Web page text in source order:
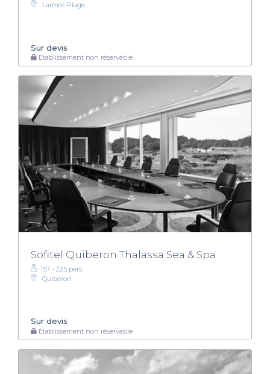
Larmor-Plage
Sur devis
Établissement non réservable
Sofitel Quiberon Thalassa Sea & Spa
157 - 225 pers.
Quiberon
Sur devis
Établissement non réservable